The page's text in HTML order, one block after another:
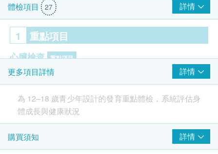
體檢項目 27 詳情
1 重點項目
心臟檢查 重點項目
心電圖
2 基本項目
基本健康評估
視力檢查
更多項目詳情 詳情
為 12–18 歲青少年設計的發育重點體檢，系統評估身
體成長與健康狀況
購買須知 詳情